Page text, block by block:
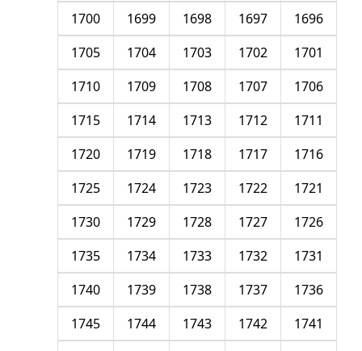
1696
1697
1698
1699
1700
1701
1702
1703
1704
1705
1706
1707
1708
1709
1710
1711
1712
1713
1714
1715
1716
1717
1718
1719
1720
1721
1722
1723
1724
1725
1726
1727
1728
1729
1730
1731
1732
1733
1734
1735
1736
1737
1738
1739
1740
1741
1742
1743
1744
1745